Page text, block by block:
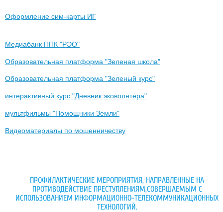
Оформление сим-карты ИГ
Медиабанк ППК "РЭО"
Образовательная платформа "Зеленая школа"
Образовательная платформа "Зеленый курс"
интерактивный курс "Дневник эковолнтера"
мультфильмы "Помощники Земли"
Видеоматериалы по мошенничеству
ПРОФИЛАКТИЧЕСКИЕ МЕРОПРИЯТИЯ, НАПРАВЛЕННЫЕ НА
ПРОТИВОДЕЙСТВИЕ ПРЕСТУПЛЕНИЯМ,СОВЕРШАЕМЫМ С
ИСПОЛЬЗОВАНИЕМ ИНФОРМАЦИОННО-ТЕЛЕКОММУНИКАЦИОННЫХ
ТЕХНОЛОГИЙ.